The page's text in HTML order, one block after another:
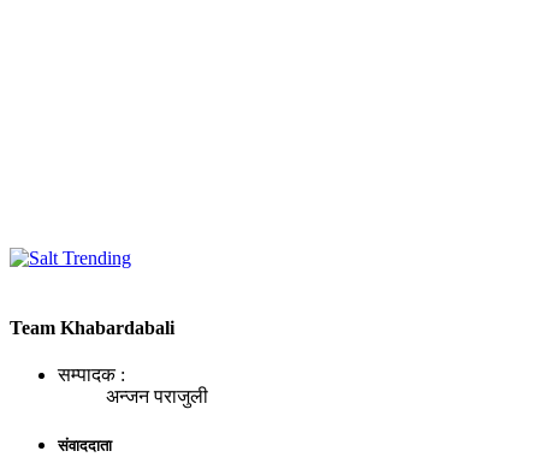
Team Khabardabali
सम्पादक :
अन्जन पराजुली
संवाददाता